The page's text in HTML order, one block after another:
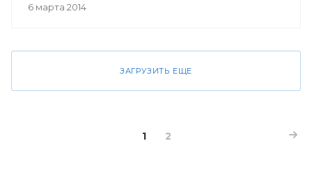
неврологи, онкологи, педиатры, пульмонологи,
профильных кафедр, врачи интерны, курсанты
6 марта 2014
ЗАГРУЗИТЬ ЕЩЕ
1 2